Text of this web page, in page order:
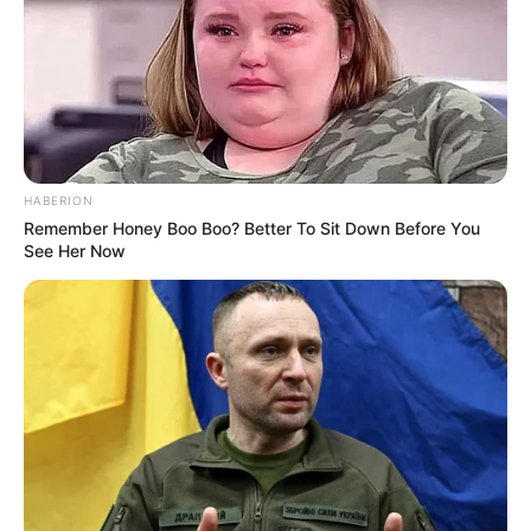
Manage Consent
Культура
Нам пишуть
Партнерські матеріали
Події
Спорт
HABERION
Remember Honey Boo Boo? Better To Sit Down Before You
See Her Now